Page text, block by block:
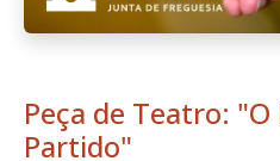
Peça de Teatro:
Partido"